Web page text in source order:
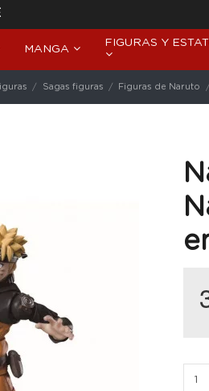
MANGA
FIGURAS Y
Sagas figuras Figuras de Naruto